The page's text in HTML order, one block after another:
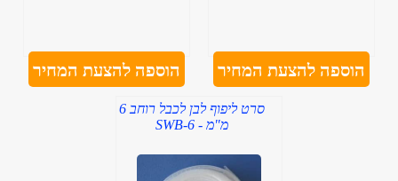
הוספה להצעת המחיר הוספה להצעת המחיר
סרט ליפוף לבן לכבל רוחב 6
מ"מ - SWB-6